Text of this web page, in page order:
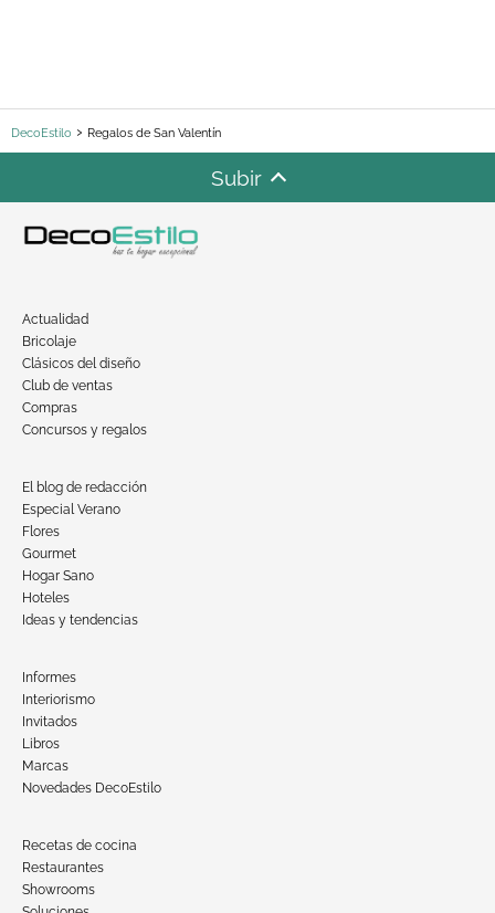
DecoEstilo Regalos de San Valentín
Subir
Actualidad
Bricolaje
Clásicos del diseño
Club de ventas
Compras
Concursos y regalos
El blog de redacción
Especial Verano
Flores
Gourmet
Hogar Sano
Hoteles
Ideas y tendencias
Informes
Interiorismo
Invitados
Libros
Marcas
Novedades DecoEstilo
Recetas de cocina
Restaurantes
Showrooms